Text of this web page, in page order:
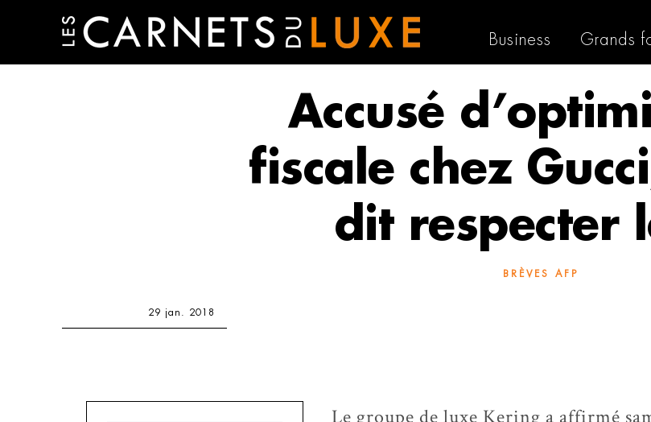
Business Grands
Accusé
fiscale chez
dit respecter
BRÈVES AFP
29 jan. 2018
Le groupe de luxe Kering a affirmé